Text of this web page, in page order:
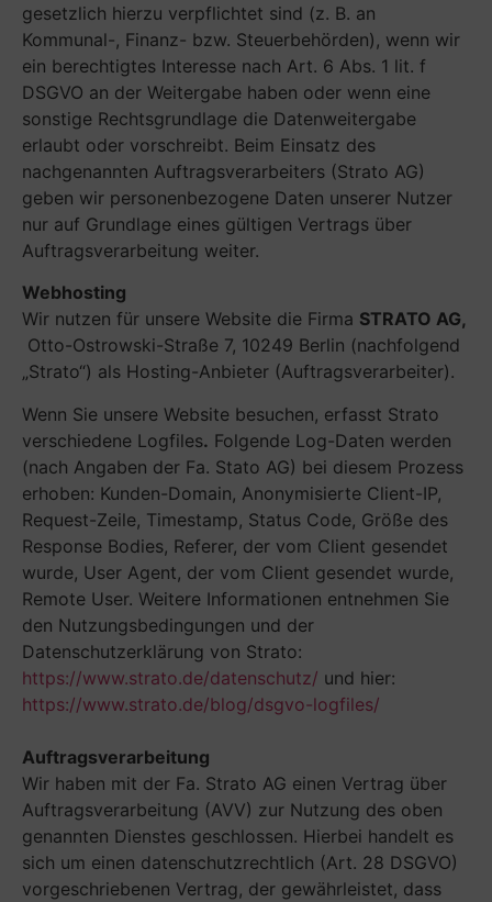
gesetzlich hierzu verpflichtet sind (z. B. an
Kommunal-, Finanz- bzw. Steuerbehörden), wenn wir
ein berechtigtes Interesse nach Art. 6 Abs. 1 lit. f
DSGVO an der Weitergabe haben oder wenn eine
sonstige Rechtsgrundlage die Datenweitergabe
erlaubt oder vorschreibt. Beim Einsatz des
nachgenannten Auftragsverarbeiters (Strato AG)
geben wir personenbezogene Daten unserer Nutzer
nur auf Grundlage eines gültigen Vertrags über
Auftragsverarbeitung weiter.
Webhosting
Wir nutzen für unsere Website die Firma STRATO AG,
Otto-Ostrowski-Straße 7, 10249 Berlin (nachfolgend
„Strato“) als Hosting-Anbieter (Auftragsverarbeiter).
Wenn Sie unsere Website besuchen, erfasst Strato
verschiedene Logfiles. Folgende Log-Daten werden
(nach Angaben der Fa. Stato AG) bei diesem Prozess
erhoben: Kunden-Domain, Anonymisierte Client-IP,
Request-Zeile, Timestamp, Status Code, Größe des
Response Bodies, Referer, der vom Client gesendet
wurde, User Agent, der vom Client gesendet wurde,
Remote User. Weitere Informationen entnehmen Sie
den Nutzungsbedingungen und der
Datenschutzerklärung von Strato:
https://www.strato.de/datenschutz/ und hier:
https://www.strato.de/blog/dsgvo-logfiles/
Auftragsverarbeitung
Wir haben mit der Fa. Strato AG einen Vertrag über
Auftragsverarbeitung (AVV) zur Nutzung des oben
genannten Dienstes geschlossen. Hierbei handelt es
sich um einen datenschutzrechtlich (Art. 28 DSGVO)
vorgeschriebenen Vertrag, der gewährleistet, dass